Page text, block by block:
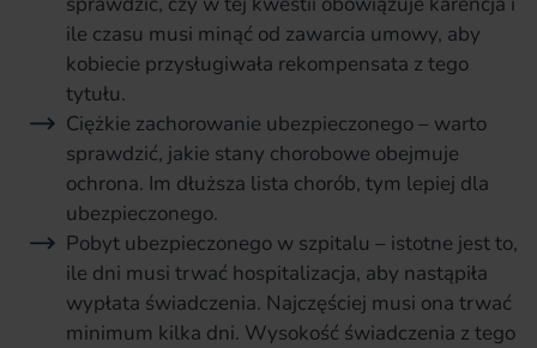
ile czasu musi minąć od zawarcia umowy, aby
kobiecie przysługiwała rekompensata z tego
tytułu.
Ciężkie zachorowanie ubezpieczonego – warto
sprawdzić, jakie stany chorobowe obejmuje
ochrona. Im dłuższa lista chorób, tym lepiej dla
ubezpieczonego.
Pobyt ubezpieczonego w szpitalu – istotne jest to,
ile dni musi trwać hospitalizacja, aby nastąpiła
wypłata świadczenia. Najczęściej musi ona trwać
minimum kilka dni. Wysokość świadczenia z tego